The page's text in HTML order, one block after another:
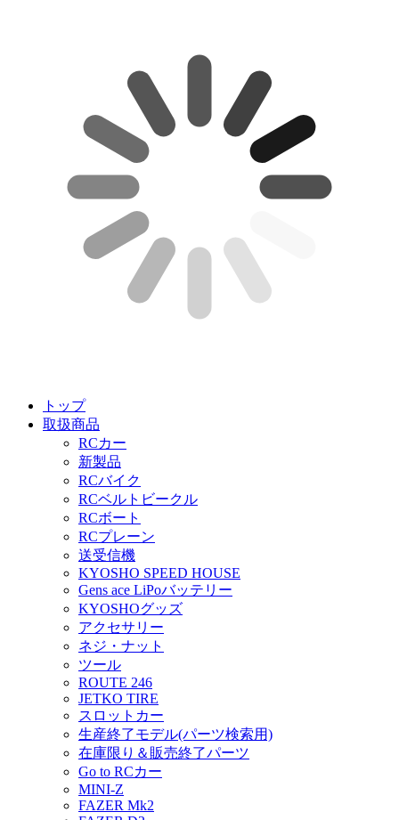
トップ
取扱商品
RCカー
新製品
RCバイク
RCベルトビークル
RCボート
RCプレーン
送受信機
KYOSHO SPEED HOUSE
Gens ace LiPoバッテリー
KYOSHOグッズ
アクセサリー
ネジ・ナット
ツール
ROUTE 246
JETKO TIRE
スロットカー
生産終了モデル(パーツ検索用)
在庫限り＆販売終了パーツ
Go to RCカー
MINI-Z
FAZER Mk2